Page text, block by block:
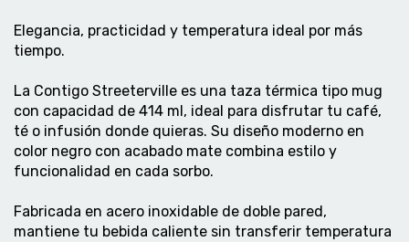
Elegancia, practicidad y temperatura ideal por más
tiempo.
La Contigo Streeterville es una taza térmica tipo mug
con capacidad de 414 ml, ideal para disfrutar tu café,
té o infusión donde quieras. Su diseño moderno en
color negro con acabado mate combina estilo y
funcionalidad en cada sorbo.
Fabricada en acero inoxidable de doble pared,
mantiene tu bebida caliente sin transferir temperatura